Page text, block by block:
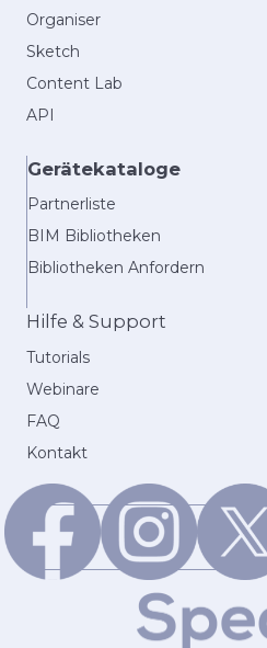
Organiser
Sketch
Content Lab
API
Gerätekataloge
Partnerliste
BIM Bibliotheken
Bibliotheken Anfordern
Hilfe & Support
Tutorials
Webinare
FAQ
Kontakt